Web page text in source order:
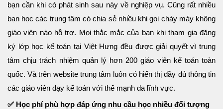
bạn cần khi có phát sinh sau này về nghiệp vụ. Cũng rất nhiều
bạn học các trung tâm có chia sẻ nhiều khi gọi cháy máy không
giáo viên nào hỗ trợ. Mọi thắc mắc của bạn khi tham gia đăng
ký lớp học kế toán tại Việt Hưng đều được giải quyết vì trung
tâm chịu trách nhiệm quản lý hơn 200 giáo viên kế toán toàn
quốc. Và trên website trung tâm luôn có hiển thị đầy đủ thông tin
các giáo viên dạy kế toán với thế mạnh đa lĩnh vực.
✅ Học phí phù hợp đáp ứng nhu cầu học nhiều đối tượng